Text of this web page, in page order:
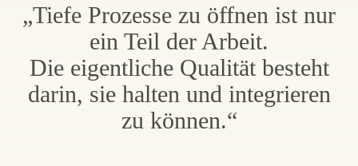
„Tiefe Prozesse zu öffnen ist nur
ein Teil der Arbeit.
Die eigentliche Qualität besteht
darin, sie halten und integrieren
zu können.“